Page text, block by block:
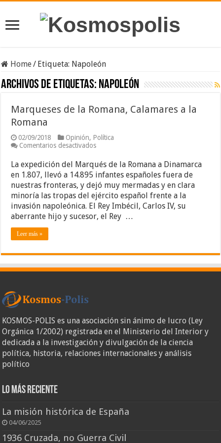
Home/ Etiqueta: Napoleón
Archivos de etiquetas: Napoleón
Marqueses de la Romana, Calamares a la
Romana
02/09/2018 Opinión, Política
Comentarios desactivadosen
de
la
Romana,
Calamares
a
la
Romana
La expedición del Marqués de la Romana a Dinamarca
en 1.807, llevó a 14.895 infantes españoles fuera de
nuestras fronteras, y dejó muy mermadas y en clara
minoría las tropas del ejército español frente a la
invasión napoleónica. El Rey Imbécil, Carlos IV, su
aberrante hijo y sucesor, el Rey …
Leer más »
KOSMOS-POLIS es una asociación sin ánimo de lucro (Ley
Orgánica 1/2002) registrada en el Ministerio del Interior y
dedicada a la investigación y divulgación de la ciencia
política, historia, relaciones internacionales y análisis
político
Lo más reciente
La misión histórica de España
04/06/2025
1936 Cruzada, no Guerra Civil